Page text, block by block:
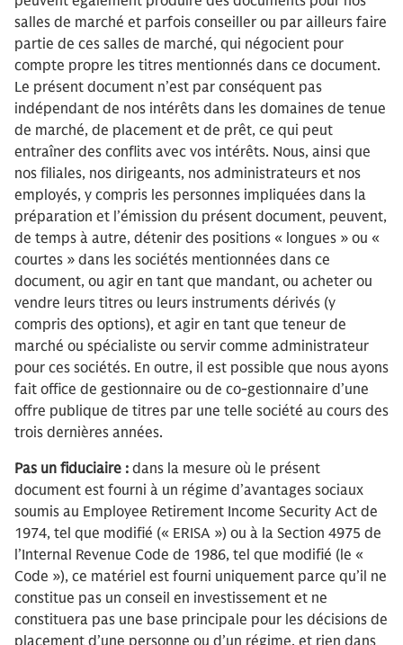
salles de marché et parfois conseiller ou par ailleurs faire
partie de ces salles de marché, qui négocient pour
compte propre les titres mentionnés dans ce document.
Le présent document n’est par conséquent pas
indépendant de nos intérêts dans les domaines de tenue
de marché, de placement et de prêt, ce qui peut
entraîner des conflits avec vos intérêts. Nous, ainsi que
nos filiales, nos dirigeants, nos administrateurs et nos
employés, y compris les personnes impliquées dans la
préparation et l’émission du présent document, peuvent,
de temps à autre, détenir des positions « longues » ou «
courtes » dans les sociétés mentionnées dans ce
document, ou agir en tant que mandant, ou acheter ou
vendre leurs titres ou leurs instruments dérivés (y
compris des options), et agir en tant que teneur de
marché ou spécialiste ou servir comme administrateur
pour ces sociétés. En outre, il est possible que nous ayons
fait office de gestionnaire ou de co-gestionnaire d’une
offre publique de titres par une telle société au cours des
trois dernières années.
Pas un fiduciaire : dans la mesure où le présent
document est fourni à un régime d’avantages sociaux
soumis au Employee Retirement Income Security Act de
1974, tel que modifié (« ERISA ») ou à la Section 4975 de
l’Internal Revenue Code de 1986, tel que modifié (le «
Code »), ce matériel est fourni uniquement parce qu’il ne
constitue pas un conseil en investissement et ne
constituera pas une base principale pour les décisions de
placement d’une personne ou d’un régime, et rien dans